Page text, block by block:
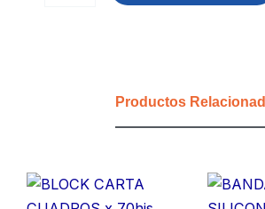
Productos